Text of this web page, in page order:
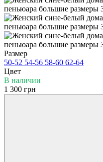
Размер
50-52 54-56 58-60 62-64
Цвет
В наличии
1 300 грн